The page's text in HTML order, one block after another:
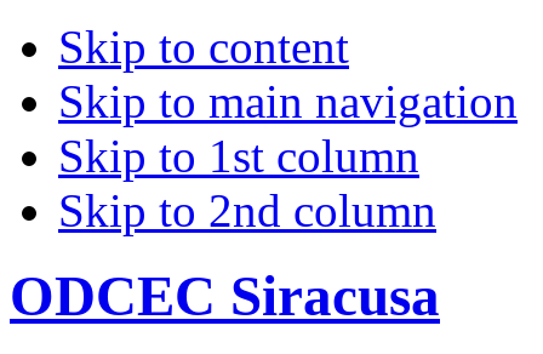
Skip to content
Skip to main navigation
Skip to 1st column
Skip to 2nd column
ODCEC Siracusa